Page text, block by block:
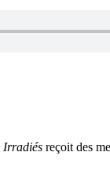
Irradiés reçoit des